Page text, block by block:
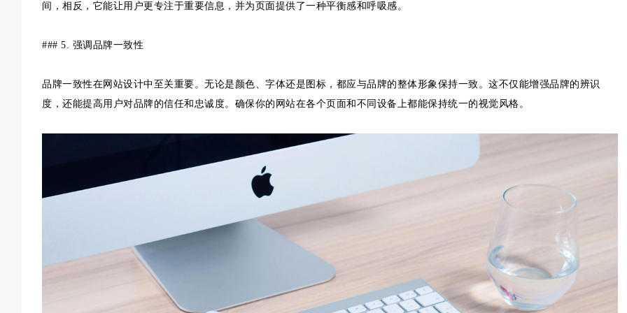
间，相反，它能让用户更专注于重要信息，并为页面提供了一种平衡感和呼吸感。
### 5. 强调品牌一致性
品牌一致性在网站设计中至关重要。无论是颜色、字体还是图标，都应与品牌的整体形象保持一致。这不仅能增强品牌的辨识
度，还能提高用户对品牌的信任和忠诚度。确保你的网站在各个页面和不同设备上都能保持统一的视觉风格。